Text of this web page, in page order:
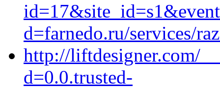
d=farnedo.ru/services/
http://liftdesigner.com/
d=0.0.trusted-